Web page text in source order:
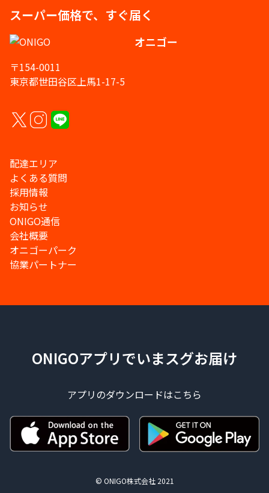
スーパー価格で、すぐ届く
オニゴー
〒154-0011
東京都世田谷区上馬1-17-5
配達エリア
よくある質問
採用情報
お知らせ
ONIGO通信
会社概要
オニゴーパーク
協業パートナー
ONIGOアプリでいまスグお届け
アプリのダウンロードはこちら
© ONIGO株式会社 2021